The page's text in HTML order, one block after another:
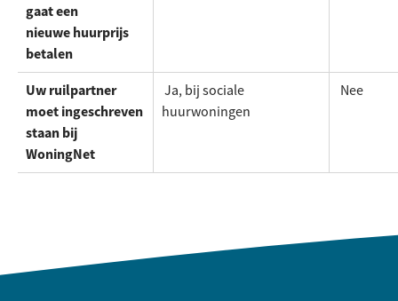
gaat een
nieuwe huurprijs
betalen
Uw ruilpartner
moet ingeschreven
staan bij
WoningNet
Ja, bij sociale
huurwoningen
Nee